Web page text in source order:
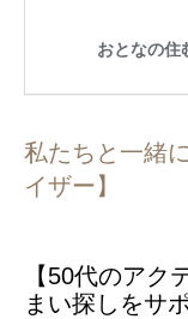
私たちと一緒
イザー】
【50代のアク
まい探しをサ